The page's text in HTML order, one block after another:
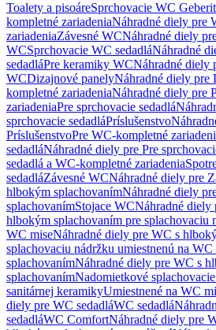
Toalety a pisoáreSprchovacie WC
kompletné zariadeniaNáhradné diely pre
zariadeniaZávesné WCNáhradné diely
WCSprchovacie WC sedadláNáhradné
sedadláPre keramiky WCNáhradné diely
WCDizajnové panelyNáhradné diely pre
kompletné zariadeniaNáhradné diely pre
zariadeniaPre sprchovacie sedadlá
sprchovacie sedadláPríslušenstvo
PríslušenstvoPre WC-kompletné
sedadláNáhradné diely pre Pre
sedadlá a WC-kompletné zariadenia
sedadláZávesné WCNáhradné diely pre
hlbokým splachovanímNáhradné diely
splachovanímStojace WCNáhradné diely
hlbokým splachovaním pre splachovaciu
WC miseNáhradné diely pre WC s
splachovaciu nádržku umiestnenú na WC
splachovanímNáhradné diely pre WC s
splachovanímNadomietkové
sanitárnej keramikyUmiestnené na WC
diely pre WC sedadláWC sedadlá
sedadláWC ComfortNáhradné diely pre